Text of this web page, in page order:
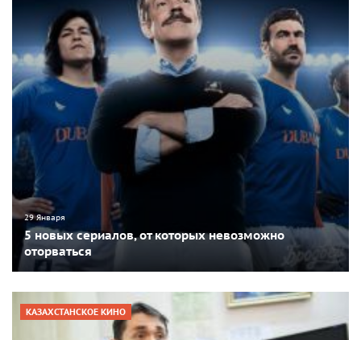
29 Января
5 новых сериалов, от которых невозможно
оторваться
КАЗАХСТАНСКОЕ КИНО